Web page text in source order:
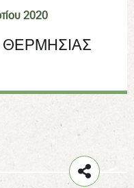
2020
ΘΕΡΜΗΣΙΑΣ